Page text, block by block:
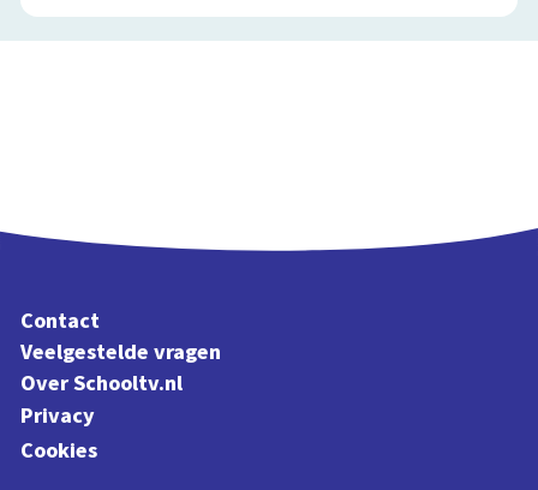
Contact
Veelgestelde vragen
Over Schooltv.nl
Privacy
Cookies